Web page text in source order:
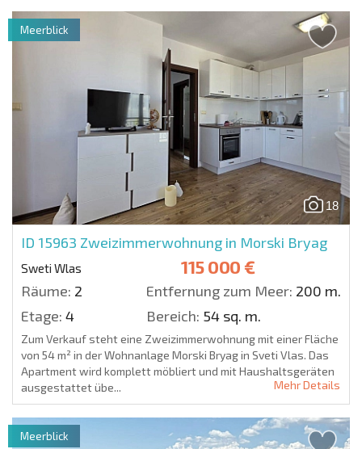
18
ID 15963 Zweizimmerwohnung in Morski Bryag
Sweti Wlas 115 000 €
Räume: 2 Entfernung zum Meer: 200 m.
Etage: 4 Bereich: 54 sq. m.
Meerblick
Zum Verkauf steht eine Zweizimmerwohnung mit einer Fläche
von 54 m² in der Wohnanlage Morski Bryag in Sveti Vlas. Das
Apartment wird komplett möbliert und mit Haushaltsgeräten
ausgestattet übe...
Mehr Details
Meerblick